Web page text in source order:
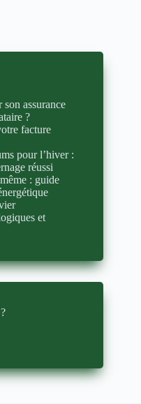
assurance
?
facture
pour l’hiver :
réussi
: guide
et